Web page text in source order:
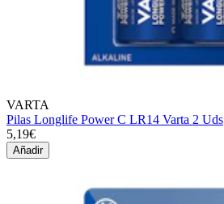
VARTA
Pilas Longlife Power C LR14 Varta 2 Uds
5,19€
Añadir